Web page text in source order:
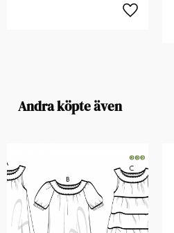
Andra köpte även